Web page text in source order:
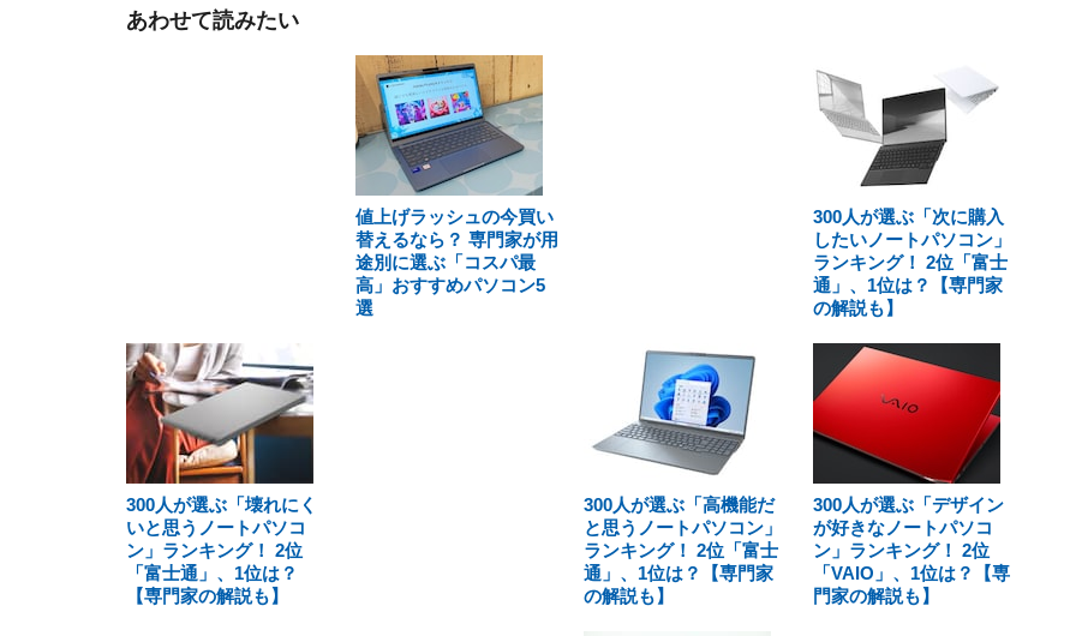
あわせて読みたい
値上げラッシュの今買い
替えるなら？ 専門家が用
途別に選ぶ「コスパ最
高」おすすめパソコン5
選
300人が選ぶ「次に購入
したいノートパソコン」
ランキング！ 2位「富士
通」、1位は？【専門家
の解説も】
300人が選ぶ「壊れにく
いと思うノートパソコ
ン」ランキング！ 2位
「富士通」、1位は？
【専門家の解説も】
300人が選ぶ「高機能だ
と思うノートパソコン」
ランキング！ 2位「富士
通」、1位は？【専門家
の解説も】
300人が選ぶ「デザイン
が好きなノートパソコ
ン」ランキング！ 2位
「VAIO」、1位は？【専
門家の解説も】